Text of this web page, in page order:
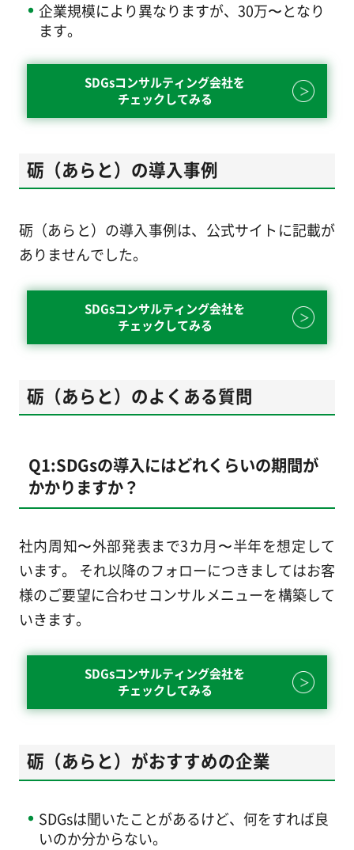
企業規模により異なりますが、30万〜となり
ます。
SDGsコンサルティング会社を
チェックしてみる
砺（あらと）の導入事例
砺（あらと）の導入事例は、公式サイトに記載が
ありませんでした。
SDGsコンサルティング会社を
チェックしてみる
砺（あらと）のよくある質問
Q1:SDGsの導入にはどれくらいの期間が
かかりますか？
社内周知〜外部発表まで3カ月〜半年を想定して
います。 それ以降のフォローにつきましてはお客
様のご要望に合わせコンサルメニューを構築して
いきます。
SDGsコンサルティング会社を
チェックしてみる
砺（あらと）がおすすめの企業
SDGsは聞いたことがあるけど、何をすれば良
いのか分からない。